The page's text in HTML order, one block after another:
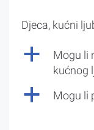
Djeca, kućni
a
Mogu li
kućnog
a Mogu li